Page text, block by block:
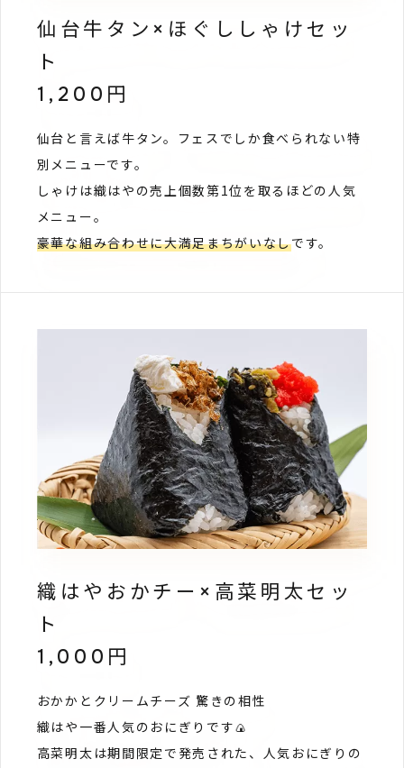
仙台牛タン×ほぐししゃけセッ
ト
1,200円
仙台と言えば牛タン。フェスでしか食べられない特
別メニューです。
しゃけは織はやの売上個数第1位を取るほどの人気
メニュー。
豪華な組み合わせに大満足まちがいなしです。
織はやおかチー×高菜明太セッ
ト
1,000円
おかかとクリームチーズ 驚きの相性
織はや一番人気のおにぎりです🍙
高菜明太は期間限定で発売された、人気おにぎりの